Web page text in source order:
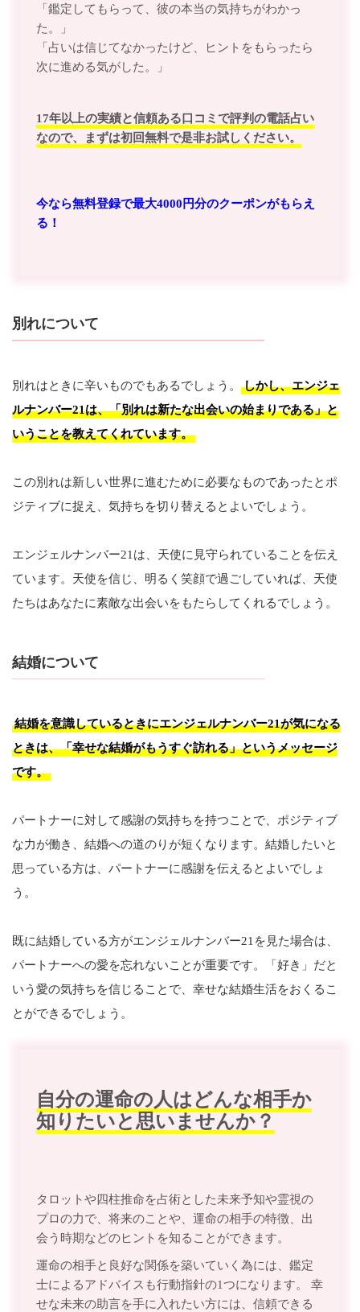
「鑑定してもらって、彼の本当の気持ちがわかっ
た。」
「占いは信じてなかったけど、ヒントをもらったら
次に進める気がした。」
17年以上の実績と信頼ある口コミで評判の電話占い
なので、まずは初回無料で是非お試しください。
今なら無料登録で最大4000円分のクーポンがもらえ
る！
別れについて
別れはときに辛いものでもあるでしょう。
しかし、エンジェ
ルナンバー21は、「別れは新たな出会いの始まりである」と
いうことを教えてくれています。
この別れは新しい世界に進むために必要なものであったとポ
ジティブに捉え、気持ちを切り替えるとよいでしょう。
エンジェルナンバー21は、天使に見守られていることを伝え
ています。天使を信じ、明るく笑顔で過ごしていれば、天使
たちはあなたに素敵な出会いをもたらしてくれるでしょう。
結婚について
結婚を意識しているときにエンジェルナンバー21が気になる
ときは、「幸せな結婚がもうすぐ訪れる」というメッセージ
です。
パートナーに対して感謝の気持ちを持つことで、ポジティブ
な力が働き、結婚への道のりが短くなります。結婚したいと
思っている方は、パートナーに感謝を伝えるとよいでしょ
う。
既に結婚している方がエンジェルナンバー21を見た場合は、
パートナーへの愛を忘れないことが重要です。「好き」だと
いう愛の気持ちを信じることで、幸せな結婚生活をおくるこ
とができるでしょう。
自分の運命の人はどんな相手か
知りたいと思いませんか？
タロットや四柱推命を占術とした未来予知や霊視の
プロの力で、将来のことや、運命の相手の特徴、出
会う時期などのヒントを知ることができます。
運命の相手と良好な関係を築いていく為には、鑑定
士によるアドバイスも行動指針の1つになります。 幸
せな未来の助言を手に入れたい方には、信頼できる